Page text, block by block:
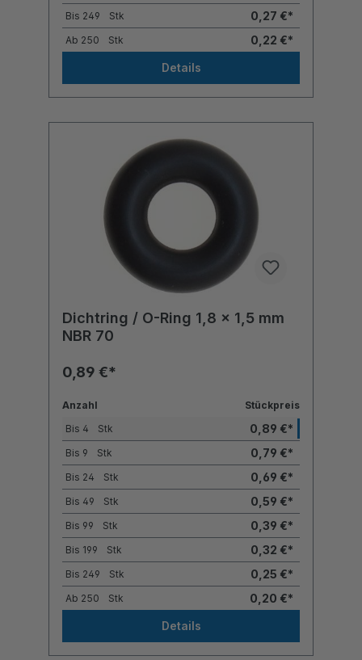
Bis 249 Stk 0,27 €*
Ab 250 Stk
0,22 €*
Details
Dichtring / O-Ring 1,8 x 1,5 mm
NBR 70
0,89 €*
Anzahl
Stückpreis
Bis 4 Stk 0,89 €*
Bis 9 Stk 0,79 €*
Bis 24 Stk 0,69 €*
Bis 49 Stk 0,59 €*
Bis 99 Stk 0,39 €*
Bis 199 Stk 0,32 €*
Bis 249 Stk 0,25 €*
Ab 250 Stk
0,20 €*
Details